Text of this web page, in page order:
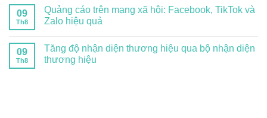
09
Th8
Quảng cáo trên mạng xã hội: Facebook, TikTok và
Zalo hiệu quả
09
Th8
Tăng độ nhận diện thương hiệu qua bộ nhận diện
thương hiệu